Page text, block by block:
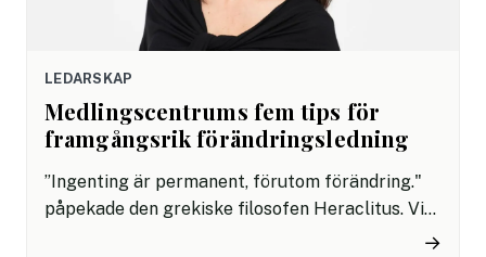
LEDARSKAP
Medlingscentrums fem tips för
framgångsrik förändringsledning
”Ingenting är permanent, förutom förändring."
påpekade den grekiske filosofen Heraclitus. Vi
→